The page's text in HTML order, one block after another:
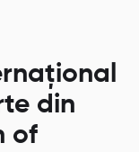
din
of